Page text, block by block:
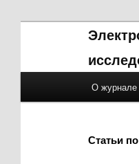
Skip to
Skip to
О журнале
Статьи